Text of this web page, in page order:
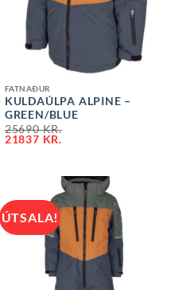
FATNAÐUR
KULDAÚLPA ALPINE –
GREEN/BLUE
25690KR.
21837 KR.
ÚTSALA!